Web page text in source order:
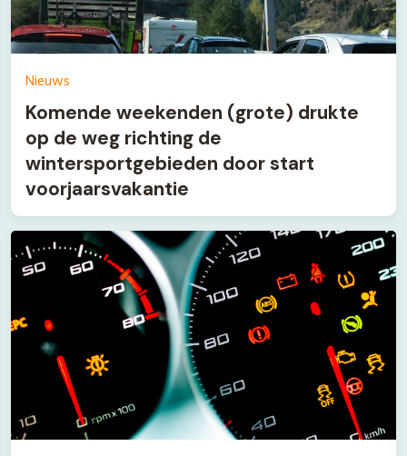
Nieuws
Komende weekenden (grote) drukte
op de weg richting de
wintersportgebieden door start
voorjaarsvakantie